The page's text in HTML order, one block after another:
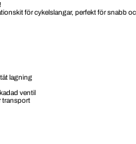
för cykelslangar, perfekt för snabb
lagning
ventil
transport